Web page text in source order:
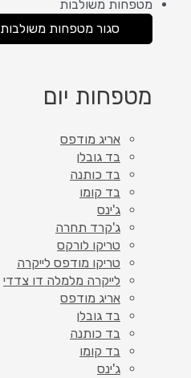
מטפחות משולבות
סגור מטפחות משולבות
מטפחות יום
אריג מודפס
בד גובלן
בד כותנה
בד קומו
ג'ינס
ג'קרד תחרה
טריקו לורקס
טריקו מודפס לייקרה
לייקרה מלמלה דו צדדי
אריג מודפס
בד גובלן
בד כותנה
בד קומו
ג'ינס